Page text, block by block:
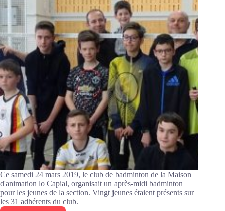
Ce samedi 24 mars 2019, le club de badminton de la Maison
d'animation lo Capial, organisait un après-midi badminton
pour les jeunes de la section. Vingt jeunes étaient présents sur
les 31 adhérents du club.